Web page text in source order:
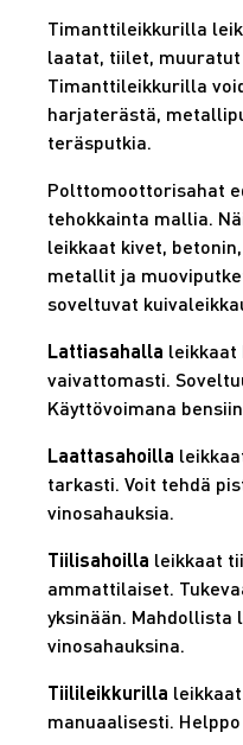
Timanttileikkurilla
laatat, tiilet,
Timanttileikkurilla
harjaterästä,
teräsputkia.
Polttomoottorisahat
tehokkainta mallia.
leikkaat kivet,
metallit ja
soveltuvat
Lattiasahalla leikkaat
vaivattomasti.
Käyttövoimana
Laattasahoilla
tarkasti. Voit tehdä
vinosahauksia.
Tiilisahoilla leikkaat
ammattilaiset.
yksinään. Mahdollista
vinosahauksina.
Tiilileikkurilla
manuaalisesti.